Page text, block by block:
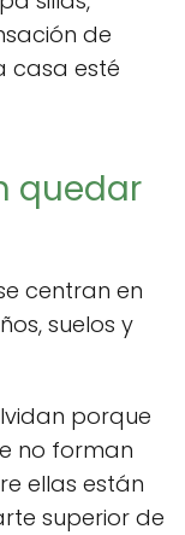
de
casa esté
quedar
centran en
suelos y
porque
no forman
ellas están
superior de